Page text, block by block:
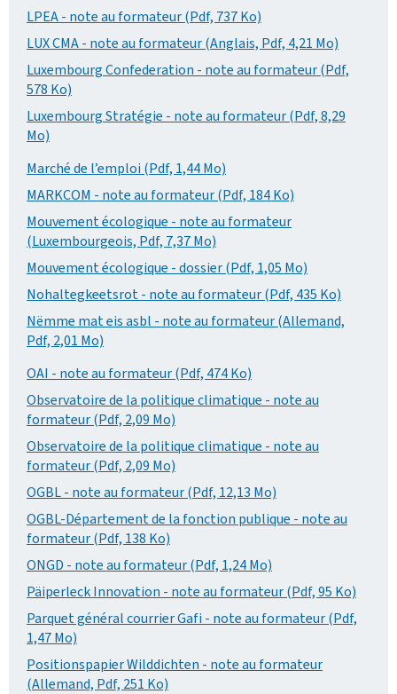
LPEA - note au formateur (Pdf, 737 Ko)
LUX CMA - note au formateur (Anglais, Pdf, 4,21 Mo)
Luxembourg Confederation - note au formateur (Pdf,
578 Ko)
Luxembourg Stratégie - note au formateur (Pdf, 8,29
Mo)
Marché de l’emploi (Pdf, 1,44 Mo)
MARKCOM - note au formateur (Pdf, 184 Ko)
Mouvement écologique - note au formateur
(Luxembourgeois, Pdf, 7,37 Mo)
Mouvement écologique - dossier (Pdf, 1,05 Mo)
Nohaltegkeetsrot - note au formateur (Pdf, 435 Ko)
Nëmme mat eis asbl - note au formateur (Allemand,
Pdf, 2,01 Mo)
OAI - note au formateur (Pdf, 474 Ko)
Observatoire de la politique climatique - note au
formateur (Pdf, 2,09 Mo)
Observatoire de la politique climatique - note au
formateur (Pdf, 2,09 Mo)
OGBL - note au formateur (Pdf, 12,13 Mo)
OGBL-Département de la fonction publique - note au
formateur (Pdf, 138 Ko)
ONGD - note au formateur (Pdf, 1,24 Mo)
Päiperleck Innovation - note au formateur (Pdf, 95 Ko)
Parquet général courrier Gafi - note au formateur (Pdf,
1,47 Mo)
Positionspapier Wilddichten - note au formateur
(Allemand, Pdf, 251 Ko)